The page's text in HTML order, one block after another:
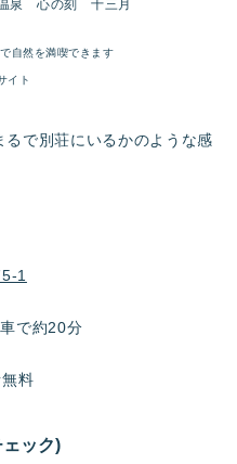
自然を満喫できます
イト
で別荘にいるかのような感
1
で約20分
料
ック)